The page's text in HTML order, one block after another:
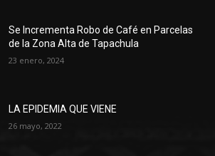
Se Incrementa Robo de Café en Parcelas
de la Zona Alta de Tapachula
23 enero, 2024
LA EPIDEMIA QUE VIENE
26 mayo, 2022